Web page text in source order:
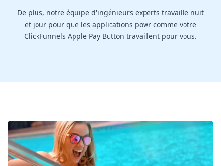
De plus, notre équipe d'ingénieurs experts travaille nuit
et jour pour que les applications powr comme votre
ClickFunnels Apple Pay Button travaillent pour vous.